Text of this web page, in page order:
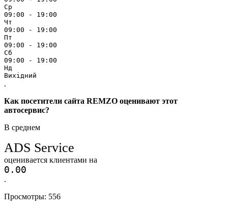
Ср
09:00 - 19:00
Чт
09:00 - 19:00
Пт
09:00 - 19:00
Сб
09:00 - 19:00
Нд
Вихідний
.
Как посетители сайта REMZO оценивают этот
автосервис?
В среднем
ADS Service
оценивается клиентами на
0.00
.
Просмотры: 556